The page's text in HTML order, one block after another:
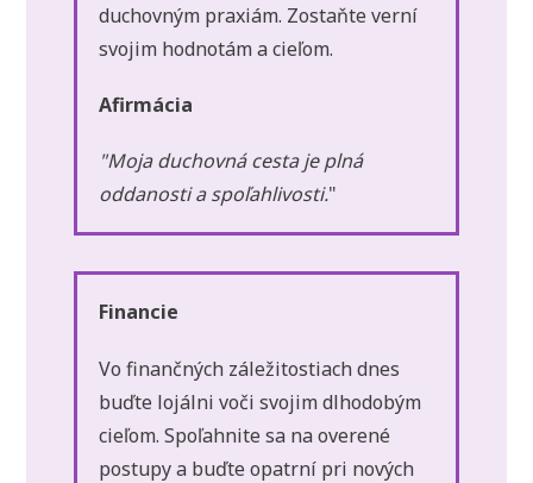
duchovným praxiám. Zostaňte verní
svojim hodnotám a cieľom.
Afirmácia
"Moja duchovná cesta je plná
oddanosti a spoľahlivosti."
Financie
Vo finančných záležitostiach dnes
buďte lojálni voči svojim dlhodobým
cieľom. Spoľahnite sa na overené
postupy a buďte opatrní pri nových